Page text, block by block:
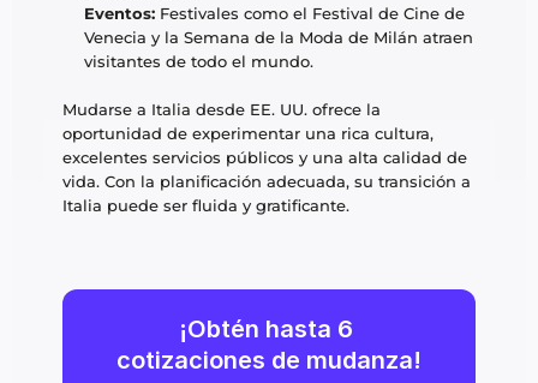
Eventos: Festivales como el Festival de Cine de
Venecia y la Semana de la Moda de Milán atraen
visitantes de todo el mundo.
Mudarse a Italia desde EE. UU. ofrece la
oportunidad de experimentar una rica cultura,
excelentes servicios públicos y una alta calidad de
vida. Con la planificación adecuada, su transición a
Italia puede ser fluida y gratificante.
¡Obtén hasta 6
cotizaciones de mudanza!